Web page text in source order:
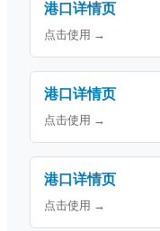
港口详情页
点击使用 →
港口详情页
点击使用 →
港口详情页
点击使用 →